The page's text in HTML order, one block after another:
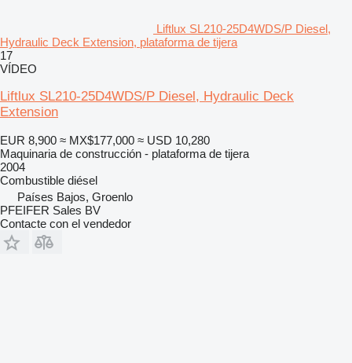
Liftlux SL210-25D4WDS/P Diesel,
Hydraulic Deck Extension, plataforma de tijera
17
VÍDEO
Liftlux SL210-25D4WDS/P Diesel, Hydraulic Deck
Extension
EUR 8,900 ≈ MX$177,000 ≈ USD 10,280
Maquinaria de construcción - plataforma de tijera
2004
Combustible diésel
Países Bajos, Groenlo
PFEIFER Sales BV
Contacte con el vendedor